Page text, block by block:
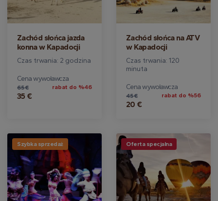
Zachód słońca jazda
konna w Kapadocji
Czas trwania: 2 godzina
Cena wywoławcza
65 €
35 €
rabat do %46
Zachód słońca na ATV
w Kapadocji
Czas trwania: 120
minuta
Cena wywoławcza
45 €
20 €
rabat do %56
Szybka sprzedaż Oferta specjalna